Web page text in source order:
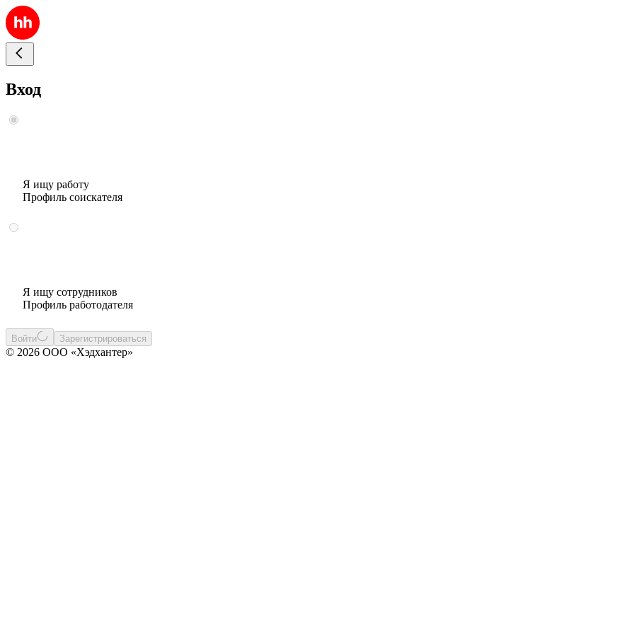
Вход
Я ищу работу
Профиль соискателя
Я ищу сотрудников
Профиль работодателя
Войти Зарегистрироваться
© 2026 ООО «Хэдхантер»